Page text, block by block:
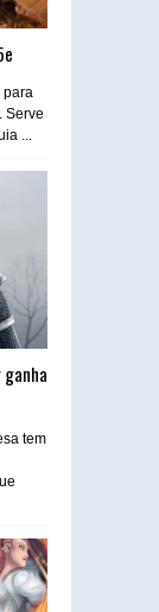
para
Serve
...
ganha
tem